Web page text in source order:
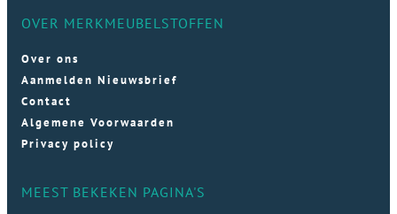
OVER MERKMEUBELSTOFFEN
Over ons
Aanmelden Nieuwsbrief
Contact
Algemene Voorwaarden
Privacy policy
MEEST BEKEKEN PAGINA'S